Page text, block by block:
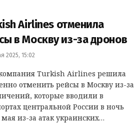
Airlines отменила
в Москву из-за дронов
2025, 15:02
Turkish Airlines решила
отменить рейсы в Москву из-за
которые вводили в
центральной России в ночь
из-за атак украинских…